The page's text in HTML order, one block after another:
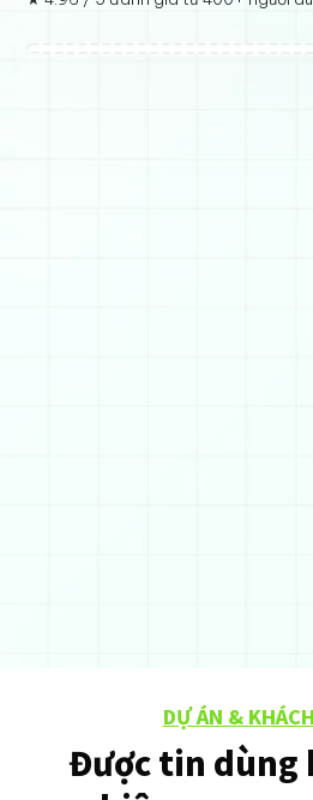
DỰ ÁN &
Được tin dùng